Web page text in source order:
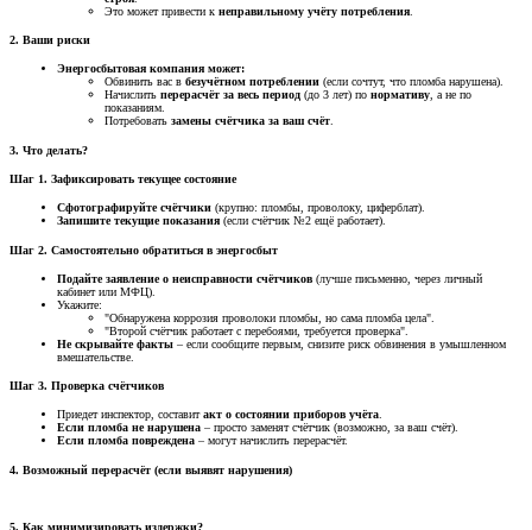
Это может привести к неправильному учёту потребления
2. Ваши риски
Энергосбытовая компания может:
Обвинить вас в безучётном потреблении (если сочтут, что пломба нарушена).
Начислить перерасчёт за весь период (до 3 лет) по нормативу, а не по
показаниям.
Потребовать замены счётчика за ваш счёт.
3. Что делать?
Шаг 1. Зафиксировать текущее состояние
Сфотографируйте счётчики (крупно: пломбы, проволоку, циферблат).
Запишите текущие показания (если счётчик №2 ещё работает).
Шаг 2. Самостоятельно обратиться в энергосбыт
Подайте заявление о неисправности счётчиков (лучше письменно, через личный
кабинет или МФЦ).
Укажите:
"Обнаружена коррозия проволоки пломбы, но сама пломба цела".
"Второй счётчик работает с перебоями, требуется проверка".
Не скрывайте факты – если сообщите первым, снизите риск обвинения в умышленном
вмешательстве.
Шаг 3. Проверка счётчиков
Приедет инспектор, составитакт о состоянии приборов учёта.
Если пломба не нарушена – просто заменят счётчик (возможно, за ваш счёт).
Если пломба повреждена – могут начислить перерасчёт.
4. Возможный перерасчёт (если выявят нарушения)